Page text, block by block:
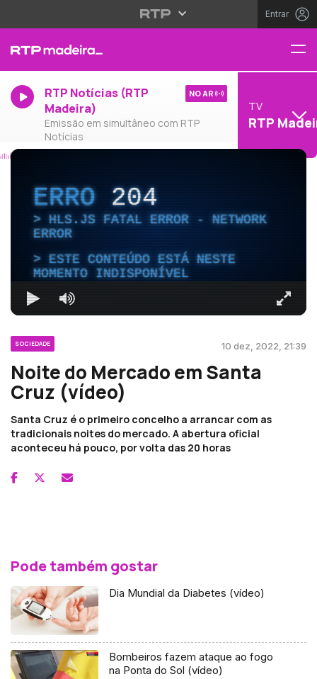
Entrar
RTP Notícias (RTP
Madeira)
Emissão em simultâneo com RTP
Notícias
NO AR
TV
RTP
ERRO204
HLS.JS FATAL ERROR - NETWORK
ERROR
ESTE CONTEÚDO ESTÁ NESTE
MOMENTO INDISPONÍVEL
SOCIEDADE 10 dez, 2022, 21:39
Noite do Mercado em Santa
Cruz (vídeo)
Santa Cruz é o primeiro concelho a arrancar com as
tradicionais noites do mercado. A abertura oficial
aconteceu há pouco, por volta das 20 horas
Pode também gostar
Dia Mundial da Diabetes (vídeo)
Bombeiros fazem ataque ao fogo
na Ponta do Sol (vídeo)